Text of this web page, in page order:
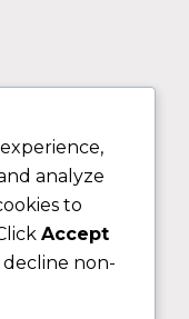
analyze
to
Accept
non-